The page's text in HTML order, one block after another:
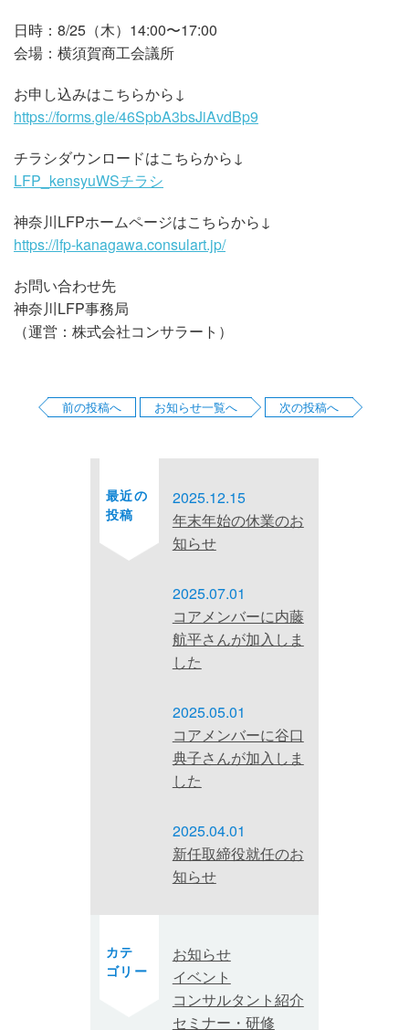
日時：8/25（木）14:00〜17:00
会場：横須賀商工会議所
お申し込みはこちらから↓
https://forms.gle/46SpbA3bsJiAvdBp9
チラシダウンロードはこちらから↓
LFP_kensyuWSチラシ
神奈川LFPホームページはこちらから↓
https://lfp-kanagawa.consulart.jp/
お問い合わせ先
神奈川LFP事務局
（運営：株式会社コンサラート）
前の投稿へ お知らせ一覧へ 次の投稿へ
最近の
投稿
2025.12.15
年末年始の休業のお
知らせ
2025.07.01
コアメンバーに内藤
航平さんが加入しま
した
2025.05.01
コアメンバーに谷口
典子さんが加入しま
した
2025.04.01
新任取締役就任のお
知らせ
カテ
ゴリー
お知らせ
イベント
コンサルタント紹介
セミナー・研修